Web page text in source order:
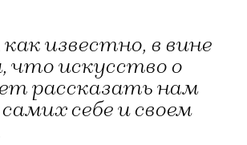
известно, в вине
что искусство о
рассказать нам
себе и своем